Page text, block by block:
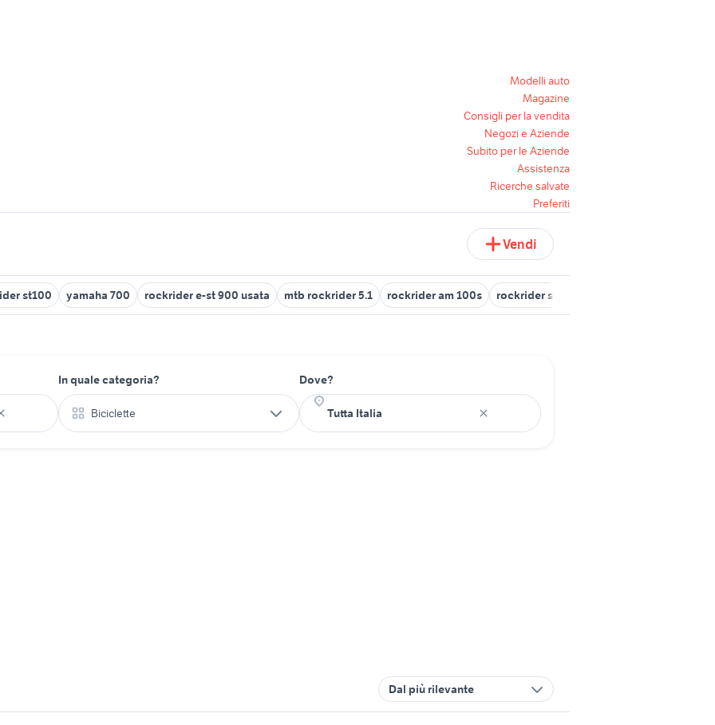
Modelli auto
Magazine
Consigli per la vendita
Negozi e Aziende
Subito per le Aziende
Assistenza
Ricerche salvate
Preferiti
Vendi
st100 yamaha 700 rockrider e-st 900 usata mtb rockrider 5.1 rockrider am 100s rockrider st 50
In quale categoria?
Biciclette
Dove?
Dal più rilevante